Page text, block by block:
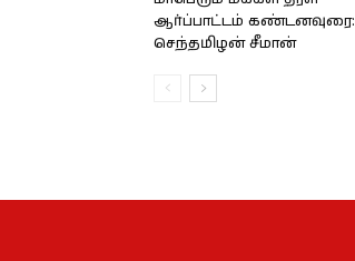
ஆர்ப்பாட்டம் கண்டனவுரை:
செந்தமிழன் சீமான்